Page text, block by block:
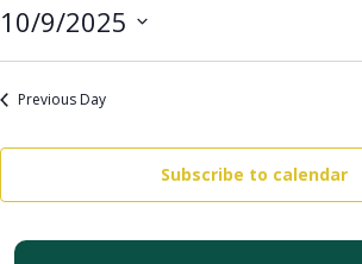
10/9/2025
Select
date.Previous Day
Subscribe to calendar